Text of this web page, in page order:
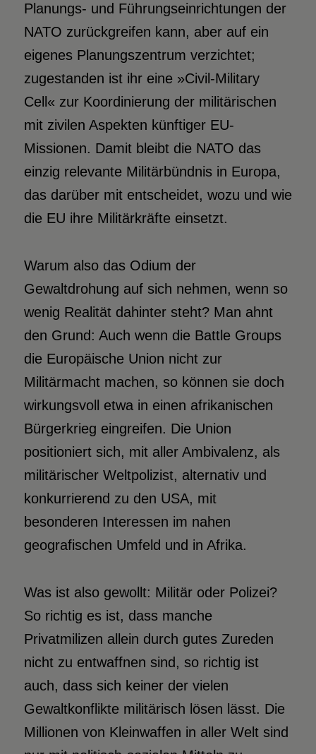
Planungs- und Führungseinrichtungen der
NATO zurückgreifen kann, aber auf ein
eigenes Planungszentrum verzichtet;
zugestanden ist ihr eine »Civil-Military
Cell« zur Koordinierung der militärischen
mit zivilen Aspekten künftiger EU-
Missionen. Damit bleibt die NATO das
einzig relevante Militärbündnis in Europa,
das darüber mit entscheidet, wozu und wie
die EU ihre Militärkräfte einsetzt.
Warum also das Odium der
Gewaltdrohung auf sich nehmen, wenn so
wenig Realität dahinter steht? Man ahnt
den Grund: Auch wenn die Battle Groups
die Europäische Union nicht zur
Militärmacht machen, so können sie doch
wirkungsvoll etwa in einen afrikanischen
Bürgerkrieg eingreifen. Die Union
positioniert sich, mit aller Ambivalenz, als
militärischer Weltpolizist, alternativ und
konkurrierend zu den USA, mit
besonderen Interessen im nahen
geografischen Umfeld und in Afrika.
Was ist also gewollt: Militär oder Polizei?
So richtig es ist, dass manche
Privatmilizen allein durch gutes Zureden
nicht zu entwaffnen sind, so richtig ist
auch, dass sich keiner der vielen
Gewaltkonflikte militärisch lösen lässt. Die
Millionen von Kleinwaffen in aller Welt sind